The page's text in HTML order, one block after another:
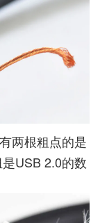
两根粗点的是
USB 2.0的数